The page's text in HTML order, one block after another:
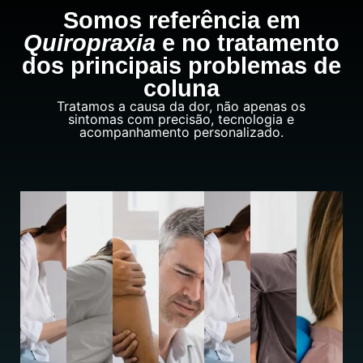
Somos referência em
Quiropraxia e no tratamento
dos principais problemas de
coluna
Tratamos a causa da dor, não apenas os
sintomas com precisão, tecnologia e
acompanhamento personalizado.